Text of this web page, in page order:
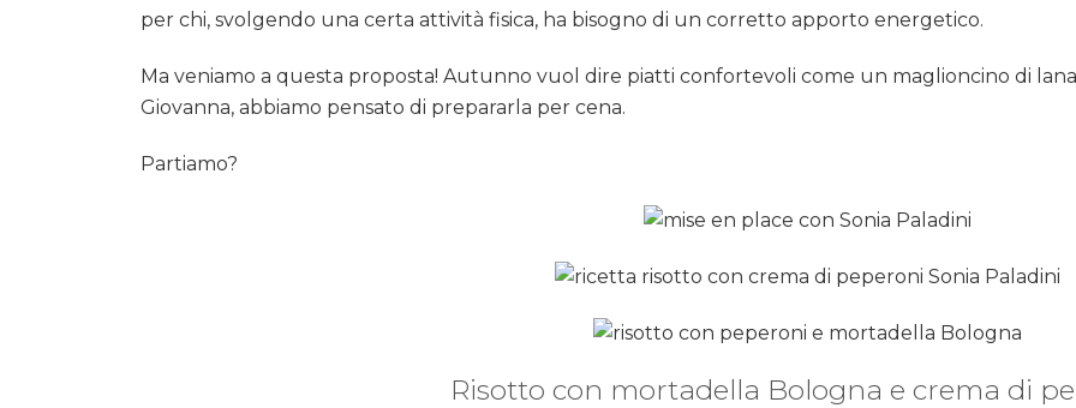
per chi, svolgendo una certa attività fisica, ha bisogno di un corretto apporto energetico.
Ma veniamo a questa proposta! Autunno vuol dire piatti confortevoli come un maglioncino di
Giovanna, abbiamo pensato di prepararla per cena.
Partiamo?
Risotto con mortadella Bologna e crema di